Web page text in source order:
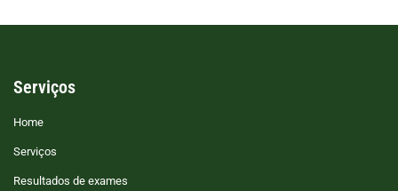
Serviços
Home
Serviços
Resultados de exames